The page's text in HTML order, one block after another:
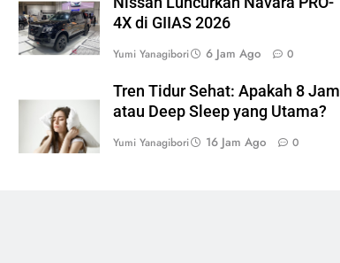
4X di GIIAS 2026
Yumi Yanagibori 6 Jam Ago 0
Tren Tidur Sehat: Apakah 8 Jam
atau Deep Sleep yang Utama?
Yumi Yanagibori 16 Jam Ago 0